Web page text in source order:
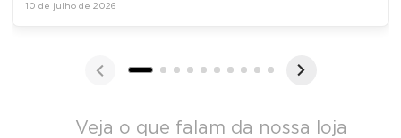
10 de julho de 2026
Veja o que falam da nossa loja